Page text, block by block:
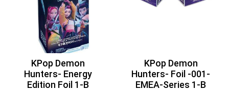
KPop Demon
Hunters- Energy
Edition Foil 1-B
KPop Demon
Hunters- Foil -001-
EMEA-Series 1-B